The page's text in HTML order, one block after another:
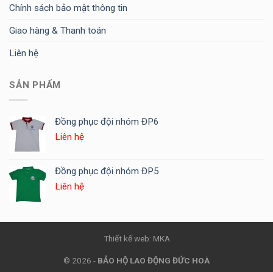
Chính sách bảo mật thông tin
Giao hàng & Thanh toán
Liên hệ
SẢN PHẨM
Đồng phục đội nhóm ĐP6
Liên hệ
Đồng phục đội nhóm ĐP5
Liên hệ
Thiết kế web: MKA
© 2026 - BẢO HỘ LAO ĐỘNG ĐỨC HOÀ